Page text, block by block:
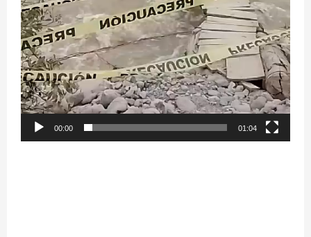
00:00 01:04